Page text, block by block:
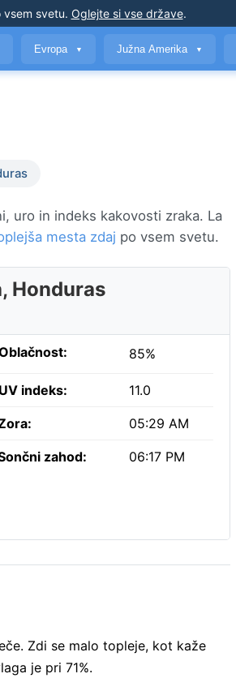
svetu. Oglejte si vse države.
Evropa ▼ Južna Amerika ▼
uro in indeks kakovosti zraka. La
mesta zdaj po vsem svetu.
Honduras
85%
UV indeks: 11.0
05:29 AM
zahod: 06:17 PM
Zdi se malo topleje, kot kaže
je pri 71%.